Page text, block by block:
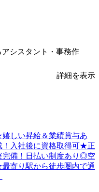
シスタント・事務作
詳細を表示